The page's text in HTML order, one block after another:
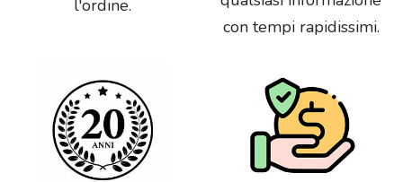
l'ordine.
con tempi rapidissimi.